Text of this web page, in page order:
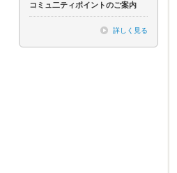
コミュ二ティポイントのご案内
詳しく見る